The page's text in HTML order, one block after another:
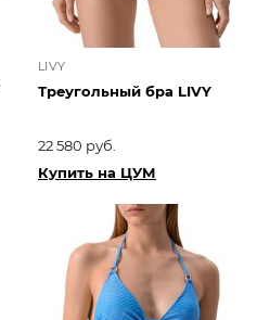
LIVY
Треугольный бра LIVY
22 580 руб.
Купить на ЦУМ